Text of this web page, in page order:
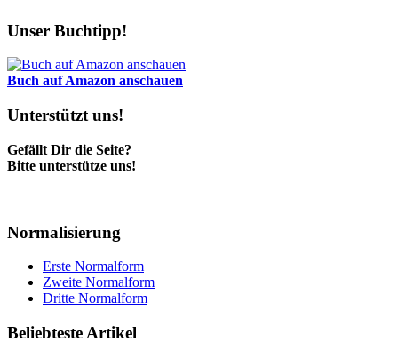
Unser Buchtipp!
Buch auf Amazon anschauen
Unterstützt uns!
Gefällt Dir die Seite?
Bitte unterstütze uns!
Normalisierung
Erste Normalform
Zweite Normalform
Dritte Normalform
Beliebteste Artikel